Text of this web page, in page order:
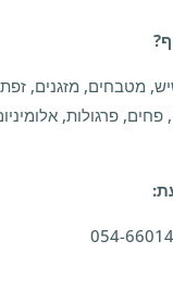
מטבחים, מזגנים,
פרגולות,